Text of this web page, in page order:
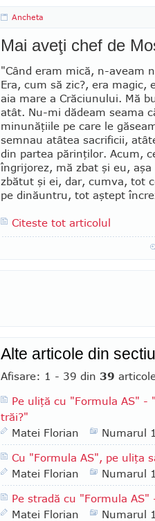
Ancheta
Mai aveţi chef de
"Când eram mică, n-aveam
Era, cum să zic?, era magic,
aia mare a Cră­ciu­nului. Mă
atât. Nu-mi dădeam sea­ma
minună­ţii­le pe care le
semnau atâtea sacri­ficii,
din par­tea părinţilor. Acum,
îngrijorez, mă zbat şi eu,
zbătut şi ei, dar, cumva, tot
pe dinăuntru, tot aştept
Citeste tot articolul
Alte articole din
Afisare: 1 - 39 din 39
Pe uliţă cu "Formula AS" -
trăi?"
Matei Florian
Numarul
Cu "Formula AS", pe uliţa
Matei Florian
Numarul
Pe stradă cu "Formula
Matei Florian
Numarul